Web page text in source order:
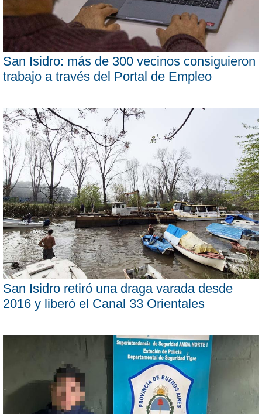
San Isidro: más de 300 vecinos consiguieron
trabajo a través del Portal de Empleo
San Isidro retiró una draga varada desde
2016 y liberó el Canal 33 Orientales